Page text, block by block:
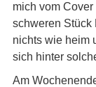
mich vom
schweren Stück
nichts wie heim
sich hinter
Am